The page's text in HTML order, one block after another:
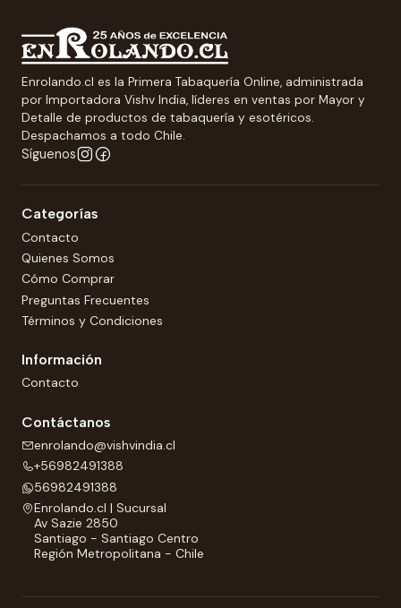
Enrolando.cl es la Primera Tabaquería Online, administrada
por Importadora Vishv India, líderes en ventas por Mayor y
Detalle de productos de tabaquería y esotéricos.
Despachamos a todo Chile.
Síguenos
Categorías
Contacto
Quienes Somos
Cómo Comprar
Preguntas Frecuentes
Términos y Condiciones
Información
Contacto
Contáctanos
enrolando@vishvindia.cl
+56982491388
56982491388
Enrolando.cl | Sucursal
Av Sazie 2850
Santiago - Santiago Centro
Región Metropolitana - Chile